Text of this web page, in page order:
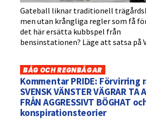
Gateball liknar traditionell
men utan krångliga regler som få
det här ersätta kubbspel från
bensinstationen? Läge att satsa på
BÅG OCH REGNBÅGAR
Kommentar PRIDE: Förvirring
SVENSK VÄNSTER VÄGRAR TA
FRÅN AGGRESSIVT BÖGHAT
konspirationsteorier